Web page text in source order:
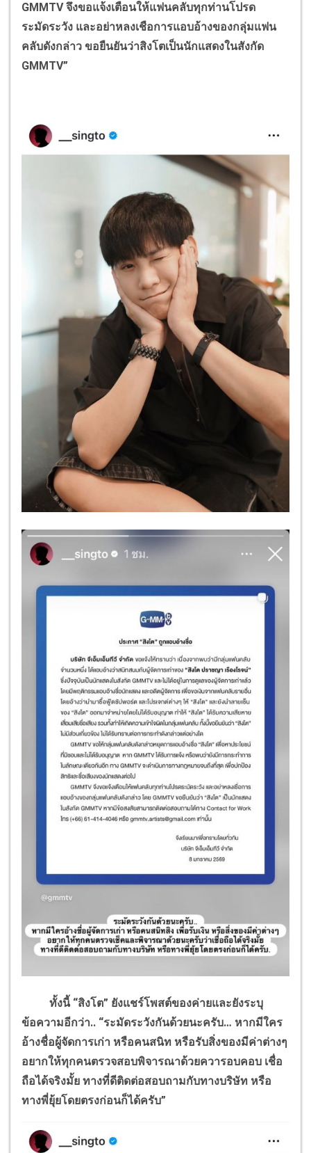
GMMTV จึงขอแจ้งเตือนให้แฟนคลับทุกท่านโปรด
ระมัดระวัง และอย่าหลงเชือการแอบอ้างของกลุ่มแฟน
คลับดังกล่าว ขอยืนยันว่าสิงโตเป็นนักแสดงในสังกัด
GMMTV”
ทั้งนี้ “สิงโต” ยังแชร์โพสต์ของค่ายและยังระบุ
ข้อความอีกว่า.. “ระมัดระวังกันด้วยนะครับ… หากมีใคร
อ้างชื่อผู้จัดการเก่า หรือคนสนิท หรือรับสิ่งของมีค่าต่างๆ
อยากให้ทุกคนตรวจสอบพิจารณาด้วยควารอบคอบ เชื่อ
ถือได้จริงมั้ย ทางที่ดีติดต่อสอบถามกับทางบริษัท หรือ
ทางพี่ยุ้ยโดยตรงก่อนก็ได้ครับ”